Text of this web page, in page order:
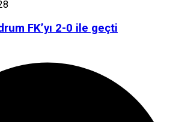
FK’yı 2-0 ile geçti